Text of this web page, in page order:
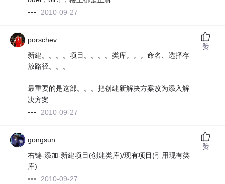
2010-09-27
porschev
新建。。。。项目。。。。类库。。。命名、选择存
放路径。。。
最重要的是这部。。。把创建新解决方案改为添入解
决方案
2010-09-27
赞
gongsun
右键-添加-新建项目(创建类库)/现有项目(引用现有类
库)
2010-09-27
赞